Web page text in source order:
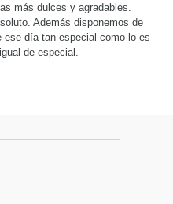
más dulces y agradables.
Además disponemos de
ese día tan especial como lo es
de especial.